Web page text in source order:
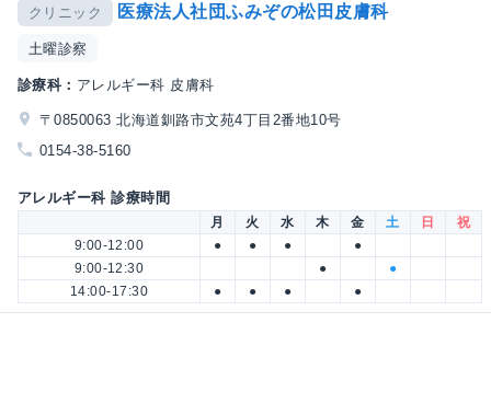
クリニック 医療法人社団ふみぞの松田皮膚科
土曜診察
診療科： アレルギー科 皮膚科
〒0850063 北海道釧路市文苑4丁目2番地10号
0154-38-5160
アレルギー科 診療時間
月 火 水 木 金 土 日
祝
9:00-12:00
● ● ●
●
9:00-12:30
●
●
14:00-17:30
● ● ● ●